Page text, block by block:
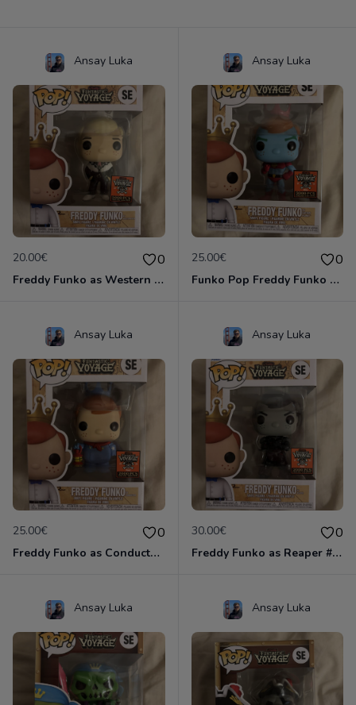
Ansay Luka
20.00€ 0
Freddy Funko as Western Ken #SE
Ansay Luka
25.00€ 0
Funko Pop Freddy Funko as Captain Planet #SE
Ansay Luka
25.00€ 0
Freddy Funko as Conductor #SE
Ansay Luka
30.00€ 0
Freddy Funko as Reaper #SE
Ansay Luka Ansay Luka